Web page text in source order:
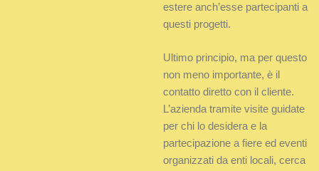
estere anch’esse partecipanti a
questi progetti.
Ultimo principio, ma per questo
non meno importante, è il
contatto diretto con il cliente.
L’azienda tramite visite guidate
per chi lo desidera e la
partecipazione a fiere ed eventi
organizzati da enti locali, cerca